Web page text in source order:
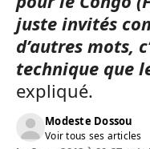
juste invités
d’autres mots,
technique que
expliqué.
Modeste Dossou
Voir tous ses articles